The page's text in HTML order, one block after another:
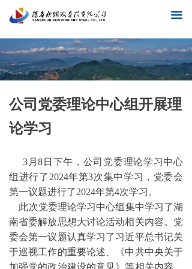
끀
公司党委理论中心组开展理
论学习
3月8日 下午，公司党委理论学习中心
组进行了2024年第3次集中学习，党委会
第一议题进行了2024年第4次学习。
此次党委理论学习中心组集中学习了湖
南省委解放思想大讨论活动相关内容。党
委会第一议题认真学习了习近平总书记关
于巡视工作的重要论述、《中共中央关于
加强党的政治建设的意见》等相关内容，